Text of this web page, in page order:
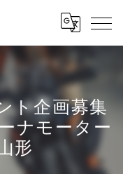
ト企画募集
ナモーター
形